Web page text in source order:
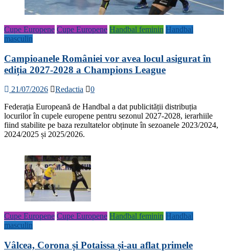
Cupe Europene Cupe Europene Handbal feminin Handbal
masculin
Campioanele României vor avea locul asigurat în
ediția 2027-2028 a Champions League
21/07/2026 Redactia
0
Federația Europeană de Handbal a dat publicității distribuția
locurilor în cupele europene pentru sezonul 2027-2028, ierarhiile
fiind stabilite pe baza rezultatelor obținute în sezoanele 2023/2024,
2024/2025 și 2025/2026.
Cupe Europene Cupe Europene Handbal feminin Handbal
masculin
Vâlcea, Corona și Potaissa și-au aflat primele